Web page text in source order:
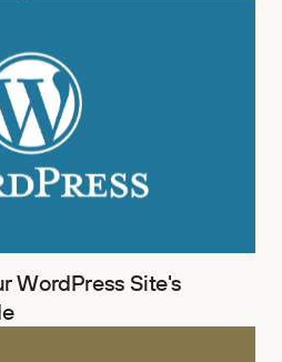
WordPress Site's